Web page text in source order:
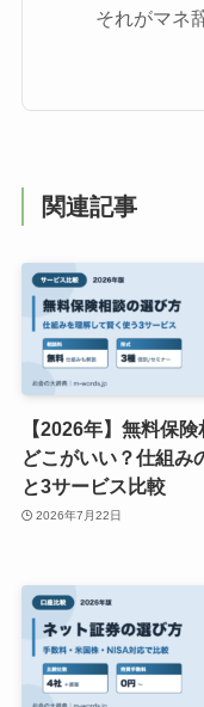
それがマネ
関連記事
【2026年】無料保
どこがいい？仕組み
と3サービス比較
2026年7月22日